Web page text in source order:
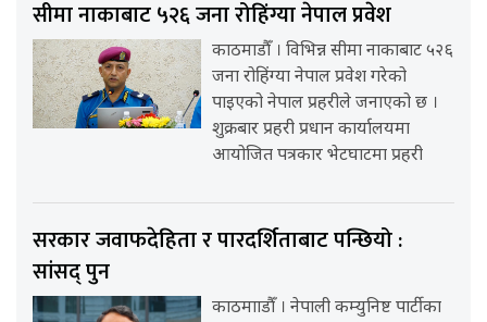
सीमा नाकाबाट ५२६ जना रोहिंग्या नेपाल प्रवेश
काठमाडौँ । विभिन्न सीमा नाकाबाट ५२६
जना रोहिंग्या नेपाल प्रवेश गरेको
पाइएको नेपाल प्रहरीले जनाएको छ ।
शुक्रबार प्रहरी प्रधान कार्यालयमा
आयोजित पत्रकार भेटघाटमा प्रहरी
सरकार जवाफदेहिता र पारदर्शिताबाट पन्छियो :
सांसद् पुन
काठमााडौँ । नेपाली कम्युनिष्ट पार्टीका